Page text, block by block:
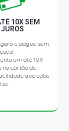
FLEX
FLEX
10X SEM
JUROS
e pague sem
em até 10X
no cartão de
que cabe